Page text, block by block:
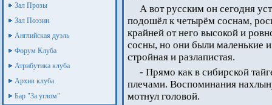
Зал Прозы
Зал Поэзии
Английская дуэль
Форум Клуба
Атрибутика клуба
Архив клуба
Бар "За углом"
А вот русским он сегодня
подошёл к четырём соснам,
крайней от него высокой и
сосны, но они были маленькие
стройная и разлапистая.
- Прямо как в сибирской
плечами. Воспоминания
мотнул головой.